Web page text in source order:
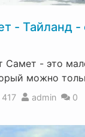
- Тайланд -
Самет - это
можно
admin 0